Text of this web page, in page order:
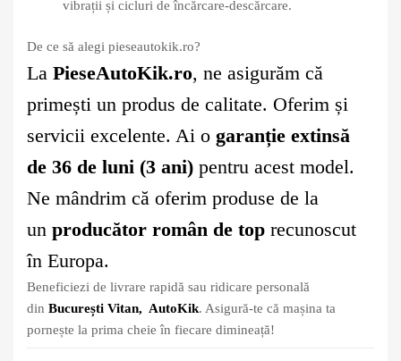
vibrații și cicluri de încărcare-descărcare.
De ce să alegi pieseautokik.ro?
La PieseAutoKik.ro, ne asigurăm că
primești un produs de calitate. Oferim și
servicii excelente. Ai o garanție extinsă
de 36 de luni (3 ani) pentru acest model.
Ne mândrim că oferim produse de la
un producător român de top recunoscut
în Europa.
Beneficiezi de livrare rapidă sau ridicare personală
din București Vitan, AutoKik. Asigură-te că mașina ta
pornește la prima cheie în fiecare dimineață!